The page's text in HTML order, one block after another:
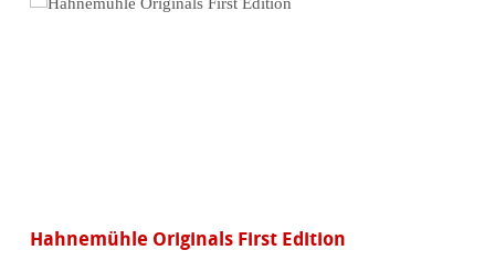
Hahnemühle Originals First Edition